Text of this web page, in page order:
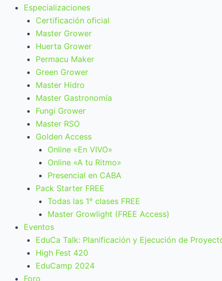
Especializaciones
Certificación oficial
Master Grower
Huerta Grower
Permacu Maker
Green Grower
Master Hidro
Master Gastronomía
Fungi Grower
Master RSO
Golden Access
Online «En VIVO»
Online «A tu Ritmo»
Presencial en CABA
Pack Starter FREE
Todas las 1° clases FREE
Master Growlight (FREE Access)
Eventos
EduCa Talk: Planificación y Ejecución de
High Fest 420
EduCamp 2024
Foro